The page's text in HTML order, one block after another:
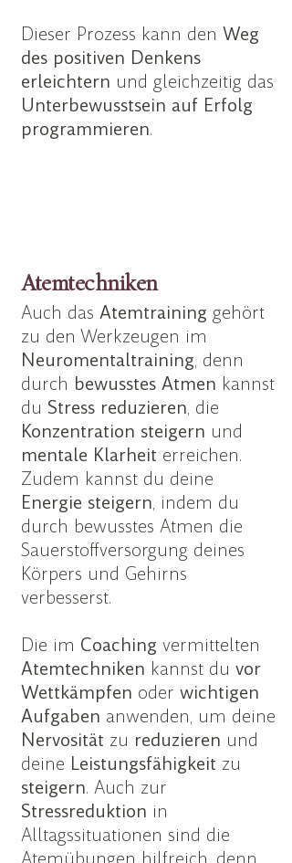
Dieser Prozess kann den Weg
des positiven Denkens
erleichtern und gleichzeitig das
Unterbewusstsein auf Erfolg
programmieren.
Atemtechniken
Auch das Atemtraining gehört
zu den Werkzeugen im
Neuromentaltraining, denn
durch bewusstes Atmen kannst
du Stress reduzieren, die
Konzentration steigern und
mentale Klarheit erreichen.
Zudem kannst du deine
Energie steigern, indem du
durch bewusstes Atmen die
Sauerstoffversorgung deines
Körpers und Gehirns
verbesserst.
Die im Coaching vermittelten
Atemtechniken kannst du vor
Wettkämpfen oder wichtigen
Aufgaben anwenden, um deine
Nervosität zu reduzieren und
deine Leistungsfähigkeit zu
steigern. Auch zur
Stressreduktion in
Alltagssituationen sind die